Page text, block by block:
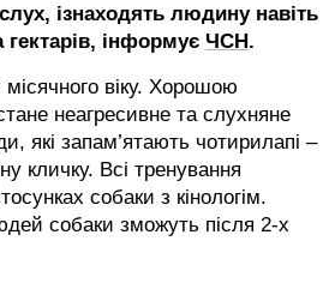
ізнаходять людину навіть
гектарів, інформує ЧСН.
віку. Хорошою
неагресивне та слухняне
які запам’ятають чотирилапі –
кличку. Всі тренування
собаки з кінологім.
собаки зможуть після 2-х